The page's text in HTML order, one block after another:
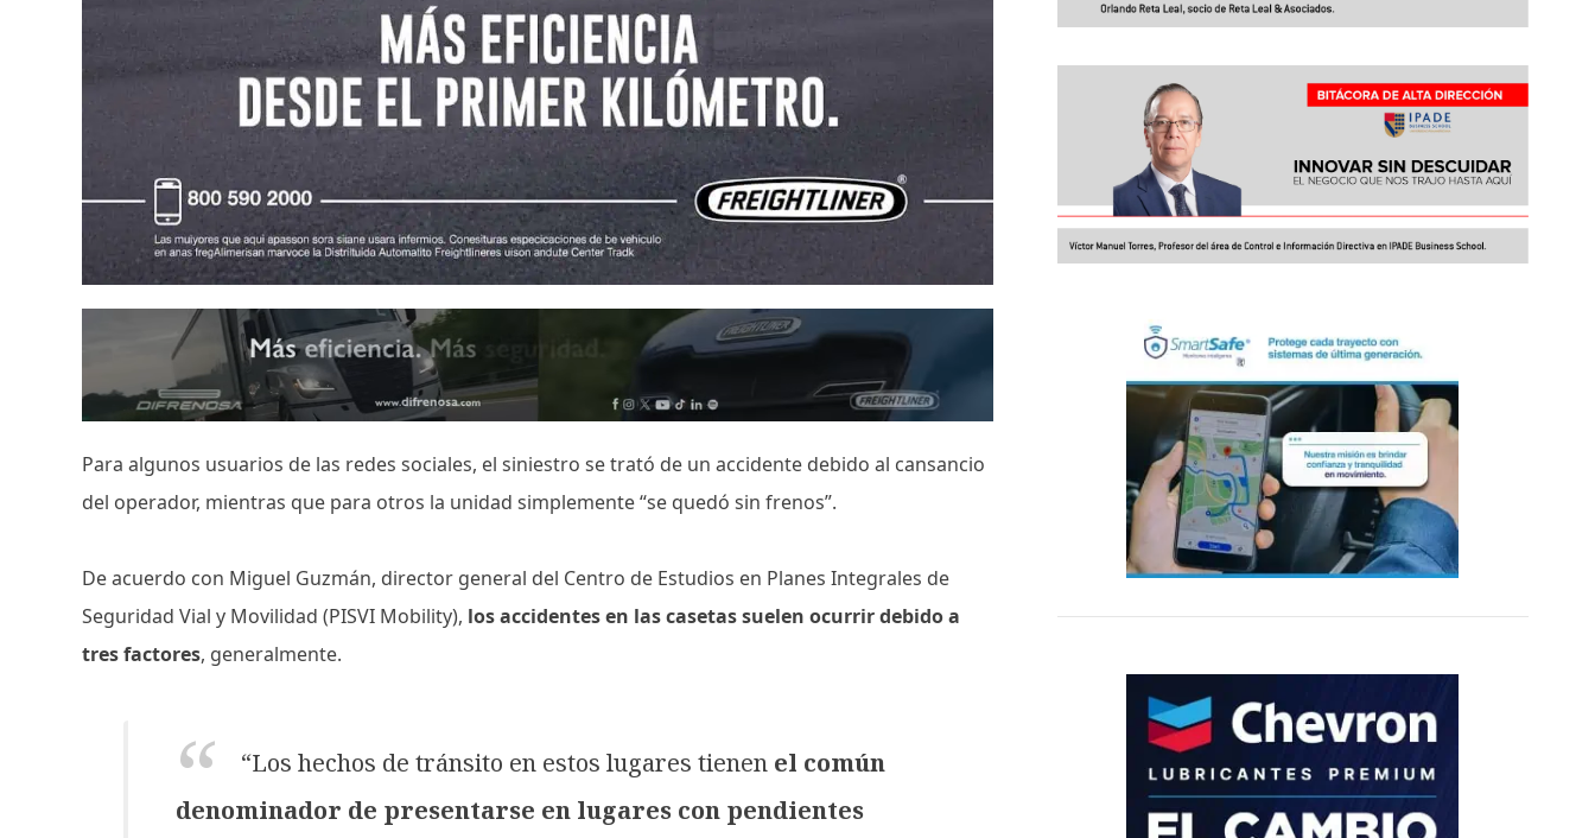
Para algunos usuarios de las redes sociales, el siniestro se trató de un accidente debido al cansancio
del operador, mientras que para otros la unidad simplemente “se quedó sin frenos”.
De acuerdo con Miguel Guzmán, director general del Centro de Estudios en Planes Integrales de
Seguridad Vial y Movilidad (PISVI Mobility), los accidentes en las casetas suelen ocurrir debido a
tres factores, generalmente.
“Los hechos de tránsito en estos lugares tienen el común
denominador de presentarse en lugares con pendientes